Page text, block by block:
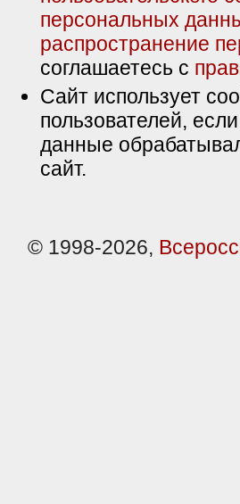
персональных
распространение
соглашаетесь с
Сайт использует
пользователей,
данные
сайт.
© 1998-2026,